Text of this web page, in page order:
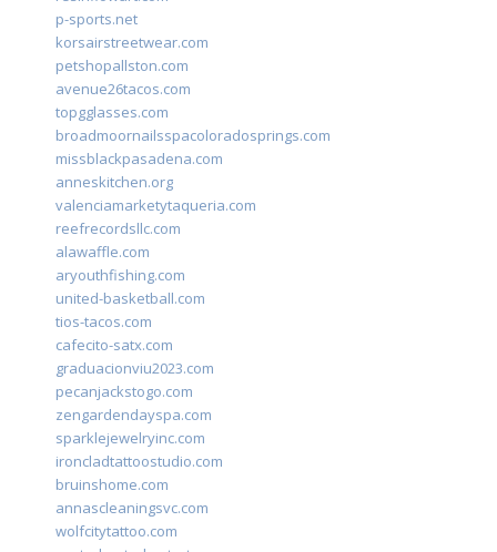
p-sports.net
korsairstreetwear.com
petshopallston.com
avenue26tacos.com
topgglasses.com
broadmoornailsspacoloradosprings.com
missblackpasadena.com
anneskitchen.org
valenciamarketytaqueria.com
reefrecordsllc.com
alawaffle.com
aryouthfishing.com
united-basketball.com
tios-tacos.com
cafecito-satx.com
graduacionviu2023.com
pecanjackstogo.com
zengardendayspa.com
sparklejewelryinc.com
ironcladtattoostudio.com
bruinshome.com
annascleaningsvc.com
wolfcitytattoo.com